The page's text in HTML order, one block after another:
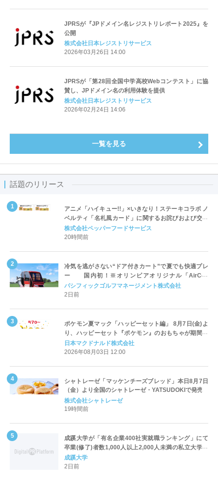
JPRSが『JPドメイン名レジストリレポート2025』を
公開
株式会社日本レジストリサービス
2026年03月26日 14:00
JPRSが「第28回全国中学高校Webコンテスト」に協
賛し、JPドメイン名の利用体験を提供
株式会社日本レジストリサービス
2026年02月24日 14:06
一覧を見る
話題のリリース
アニメ「ハイキュー!!」×いきなり！ステーキコラボ ノ
ベルティ「名札風カード」に関するお詫びおよび交換
対応についてのご案内
株式会社ペッパーフードサービス
20時間前
冷気を逃がさない“ドア付きカート”で夏でも快適プレ
ー 国内初！※オリンピアオリジナル「AirCon
Cart（エアコンカート）」導入 | ＰＧＭ
パシフィックゴルフマネージメント株式会社
2日前
ポケモン夏マック「ハッピーセット編」 8月7日(金)よ
り、ハッピーセット『ポケモン』のおもちゃが期間限
定登場
日本マクドナルド株式会社
2026年08月03日 12:00
シャトレーゼ「マッケンチーズブレッド」本日8月7日
（金）より全国のシャトレーゼ・YATSUDOKIで発売
株式会社シャトレーゼ
19時間前
成蹊大学が「有名企業400社実就職ランキング」にて
卒業(修了)者数1,000人以上2,000人未満の私立大学で
全国第1位を獲得！～実就職率は26.5%（前年比＋
4.3pt）に伸長、東京の私立大学でも10位にランクイン
成蹊大学
2日前